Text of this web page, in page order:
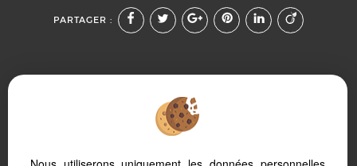
PARTAGER :
votre PC, votre tablette ou votre smartphone, notre site